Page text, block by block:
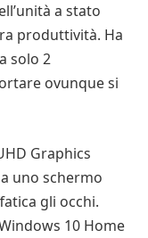
a stato
produttività. Ha
solo 2
ovunque si
Graphics
uno schermo
gli occhi.
10 Home